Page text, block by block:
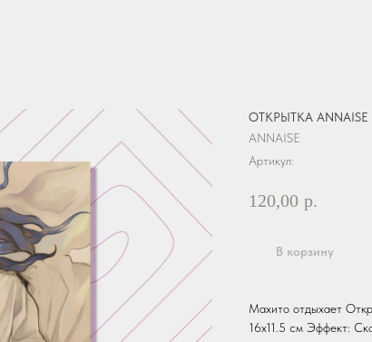
ОТКРЫТКА ANNAISE
ANNAISE
Артикул:
120,00 р.
В корзину
Махито отдыхает
16х11.5 см Эффект: